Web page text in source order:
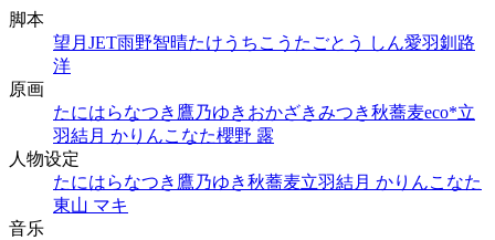
脚本
望月JET雨野智晴たけうちこうた ごとう しん愛羽釧路
洋
原画
たにはらなつき 鷹乃ゆき おかざきみつき秋蕎麦eco*立
羽結月 かりんこなた櫻野 露
人物设定
たにはらなつき 鷹乃ゆき秋蕎麦立羽結月 かりんこなた
東山 マキ
音乐